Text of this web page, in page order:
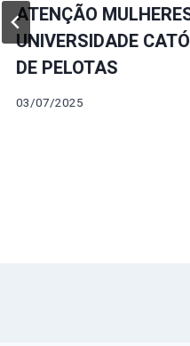
ATENÇÃO
UNIVERSIDADE
DE PELOTAS
03/07/2025